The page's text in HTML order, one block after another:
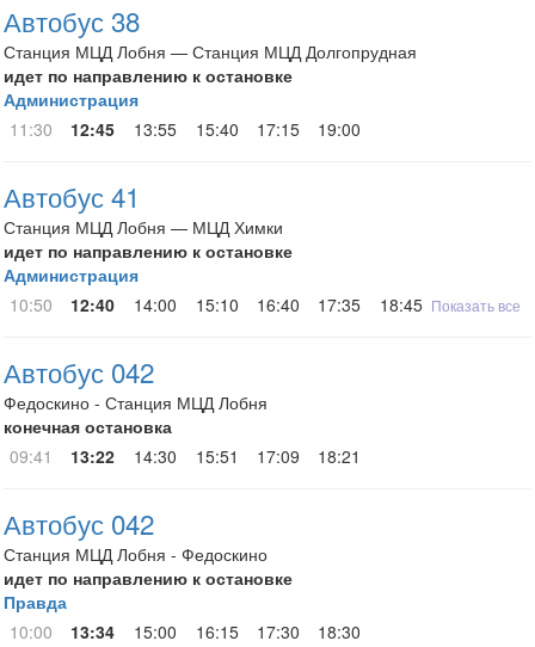
Автобус 38
Станция МЦД Лобня — Станция МЦД Долгопрудная
идет по направлению к остановке
Администрация
11:30
12:45 13:55 15:40 17:15 19:00
Автобус 41
Станция МЦД Лобня — МЦД Химки
идет по направлению к остановке
Администрация
10:50
12:40 14:00 15:10 16:40 17:35 18:45 20:30
Показать все
Автобус 042
Федоскино - Станция МЦД Лобня
конечная остановка
09:41
13:22 14:30 15:51 17:09 18:21
Автобус 042
Станция МЦД Лобня - Федоскино
идет по направлению к остановке
Правда
10:00
13:34 15:00 16:15 17:30 18:30